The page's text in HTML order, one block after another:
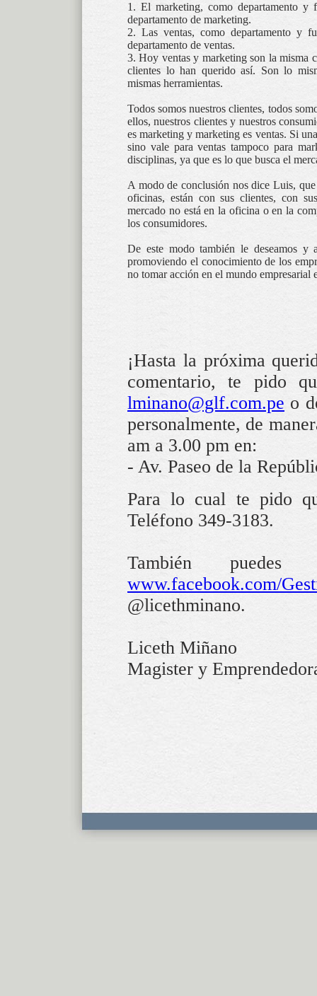
1. El marketing, como departamento y
departamento de marketing.
2. Las ventas, como departamento y
departamento de ventas.
3. Hoy ventas y marketing son la misma
clientes lo han querido así. Son lo
mismas herramientas.
Todos somos nuestros clientes, todos
ellos, nuestros clientes y nuestros
es marketing y marketing es ventas. Si
sino vale para ventas tampoco para
disciplinas, ya que es lo que busca el
A modo de conclusión nos dice Luis,
oficinas, están con sus clientes, con
mercado no está en la oficina o en la
los consumidores.
De este modo también le deseamos y
promoviendo el conocimiento de los
no tomar acción en el mundo empresarial
¡Hasta la próxima
comentario, te pido
lminano@glf.com.pe o
personalmente, de
am a 3.00 pm en:
- Av. Paseo de la
Para lo cual te pido
Teléfono 349-3183.
También puedes
www.facebook.com/
@licethminano.
Liceth Miñano
Magister y